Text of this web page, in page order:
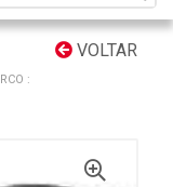
VOLTAR
: